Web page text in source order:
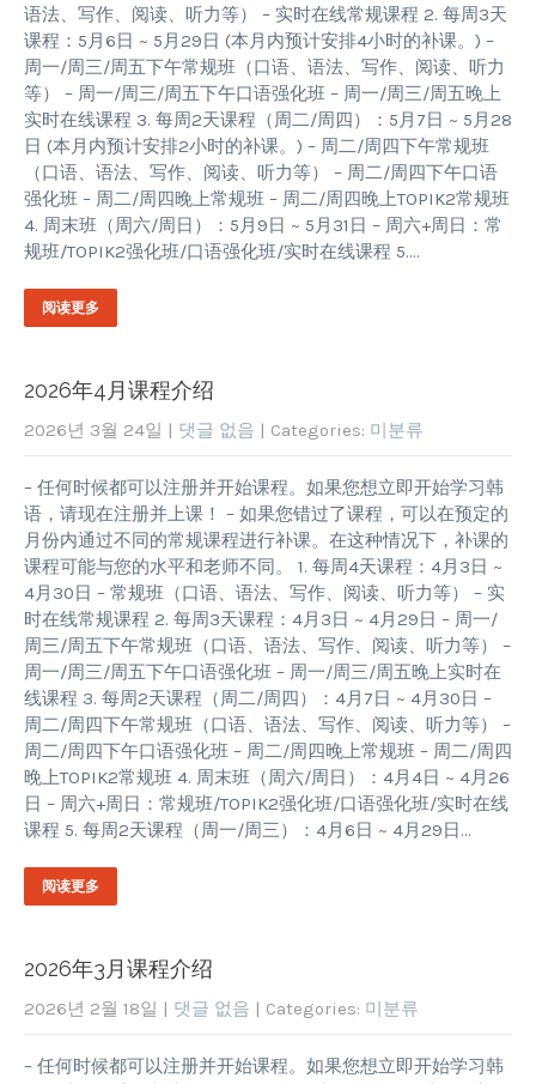
语法、写作、阅读、听力等） – 实时在线常规课程 2. 每周3天
课程：5月6日 ~ 5月29日 (本月内预计安排4小时的补课。) –
周一/周三/周五下午常规班（口语、语法、写作、阅读、听力
等） – 周一/周三/周五下午口语强化班 – 周一/周三/周五晚上
实时在线课程 3. 每周2天课程（周二/周四）：5月7日 ~ 5月28
日 (本月内预计安排2小时的补课。) – 周二/周四下午常规班
（口语、语法、写作、阅读、听力等） – 周二/周四下午口语
强化班 – 周二/周四晚上常规班 – 周二/周四晚上TOPIK2常规班
4. 周末班（周六/周日）：5月9日 ~ 5月31日 – 周六+周日：常
规班/TOPIK2强化班/口语强化班/实时在线课程 5….
阅读更多
2026年4月课程介绍
2026년 3월 24일 | 댓글 없음 | Categories: 미분류
– 任何时候都可以注册并开始课程。如果您想立即开始学习韩
语，请现在注册并上课！ – 如果您错过了课程，可以在预定的
月份内通过不同的常规课程进行补课。在这种情况下，补课的
课程可能与您的水平和老师不同。 1. 每周4天课程：4月3日 ~
4月30日 – 常规班（口语、语法、写作、阅读、听力等） – 实
时在线常规课程 2. 每周3天课程：4月3日 ~ 4月29日 – 周一/
周三/周五下午常规班（口语、语法、写作、阅读、听力等） –
周一/周三/周五下午口语强化班 – 周一/周三/周五晚上实时在
线课程 3. 每周2天课程（周二/周四）：4月7日 ~ 4月30日 –
周二/周四下午常规班（口语、语法、写作、阅读、听力等） –
周二/周四下午口语强化班 – 周二/周四晚上常规班 – 周二/周四
晚上TOPIK2常规班 4. 周末班（周六/周日）：4月4日 ~ 4月26
日 – 周六+周日：常规班/TOPIK2强化班/口语强化班/实时在线
课程 5. 每周2天课程（周一/周三）：4月6日 ~ 4月29日…
阅读更多
2026年3月课程介绍
2026년 2월 18일 | 댓글 없음 | Categories: 미분류
– 任何时候都可以注册并开始课程。如果您想立即开始学习韩